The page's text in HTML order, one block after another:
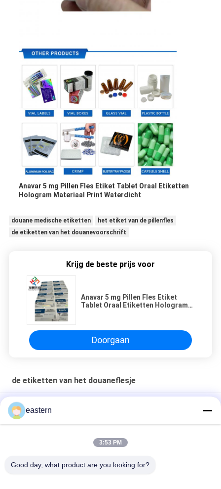
Anavar 5 mg Pillen Fles Etiket Tablet Oraal Etiketten
Hologram Materiaal Print Waterdicht
douane medische etiketten
het etiket van de pillenfles
de etiketten van het douanevoorschrift
Krijg de beste prijs voor
Anavar 5 mg Pillen Fles Etiket
Tablet Oraal Etiketten Hologram
Doorgaan
de etiketten van het douaneflesje
Sus 250 10 ml glazen flacon Etiketten
Op maat bedrukte stickers gepersonaliseerde etiketten voor
Stickers Gouden logo
eastern
3:53 PM
Good day, what product are you looking for?